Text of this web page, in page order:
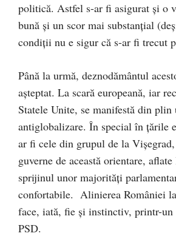
politică. Astfel s-ar fi asigurat şi o
bună şi un scor mai substanţial
condiţii nu e sigur că s-ar fi trecut
Până la urmă, deznodământul
aşteptat. La scară europeană, iar
Statele Unite, se manifestă din
antiglobalizare. În special în ţările
ar fi cele din grupul de la
guverne de această orientare,
sprijinul unor majorităţi
confortabile. Alinierea României
face, iată, fie şi instinctiv, printr-
PSD.